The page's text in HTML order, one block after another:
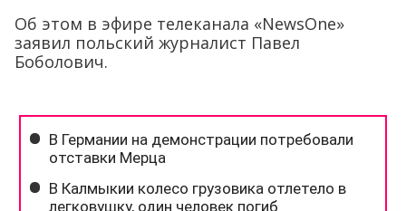
Об этом в эфире телеканала «NewsOne»
заявил польский журналист Павел
Боболович.